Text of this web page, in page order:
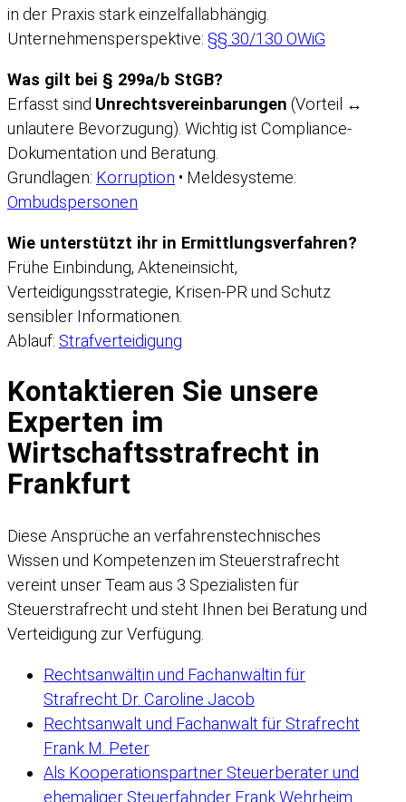
in der Praxis stark einzelfallabhängig.
Unternehmensperspektive: §§ 30/130 OWiG
Was gilt bei § 299a/b StGB?
Erfasst sind Unrechtsvereinbarungen (Vorteil ↔
unlautere Bevorzugung). Wichtig ist Compliance-
Dokumentation und Beratung.
Grundlagen: Korruption • Meldesysteme:
Ombudspersonen
Wie unterstützt ihr in Ermittlungsverfahren?
Frühe Einbindung, Akteneinsicht,
Verteidigungsstrategie, Krisen-PR und Schutz
sensibler Informationen.
Ablauf: Strafverteidigung
Kontaktieren Sie unsere
Experten im
Wirtschaftsstrafrecht in
Frankfurt
Diese Ansprüche an verfahrenstechnisches
Wissen und Kompetenzen im Steuerstrafrecht
vereint unser Team aus 3 Spezialisten für
Steuerstrafrecht und steht Ihnen bei Beratung und
Verteidigung zur Verfügung.
Rechtsanwältin und Fachanwältin für
Strafrecht Dr. Caroline Jacob
Rechtsanwalt und Fachanwalt für Strafrecht
Frank M. Peter
Als Kooperationspartner Steuerberater und
ehemaliger Steuerfahnder Frank Wehrheim